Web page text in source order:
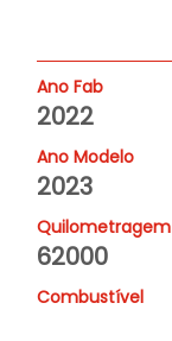
Ano Fab
2022
Ano Modelo
2023
Quilometragem
62000
Combustível